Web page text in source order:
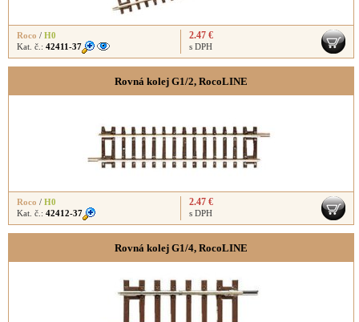
Roco / H0
Kat. č.: 42411-37
2.47 €
s DPH
Rovná kolej G1/2, RocoLINE
Roco / H0
Kat. č.: 42412-37
2.47 €
s DPH
Rovná kolej G1/4, RocoLINE